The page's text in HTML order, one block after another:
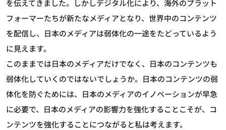
を伝えてきました。しかしデジタル化により、海外のプラット
フォーマーたちが新たなメディアとなり、世界中のコンテンツ
を配信し、日本のメディアは弱体化の一途をたどっているよう
に見えます。
このままでは日本のメディアだけでなく、日本のコンテンツも
弱体化していくのではないでしょうか。日本のコンテンツの弱
体化を防ぐためには、日本のメディアのイノベーションが早急
に必要で、日本のメディアの影響力を強化することこそが、コ
ンテンツを強化することにつながると私は考えます。